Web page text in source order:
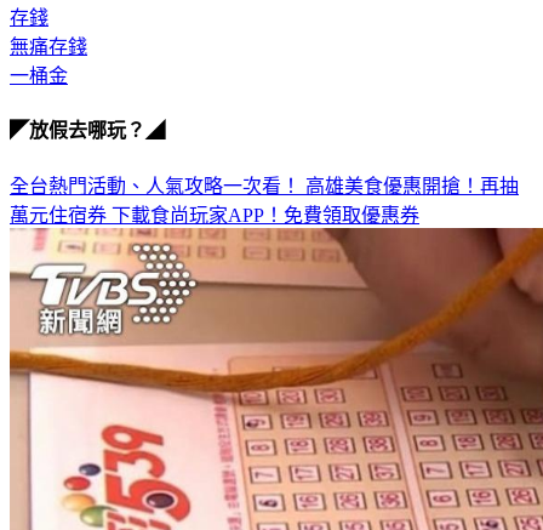
無痛存錢
一桶金
萬元住宿券下載食尚玩家APP！免費領取優惠券